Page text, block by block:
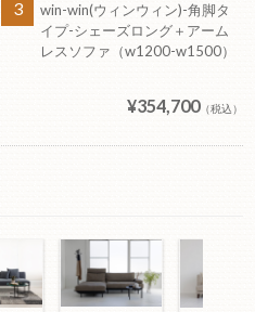
win-win(ウィンウィン)-角脚タ
イプ-シェーズロング＋アーム
レスソファ（w1200-w1500）
¥354,700（税込）